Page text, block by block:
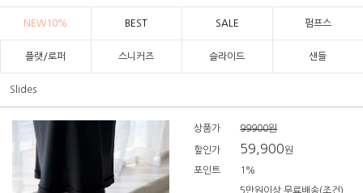
NEW10% BEST SALE 펌프스
플랫/로퍼 스니커즈 슬라이드 샌들
Slides
상품가 99900원
할인가 59,900원
포인트 1%
5만원이상 무료배송(조건)